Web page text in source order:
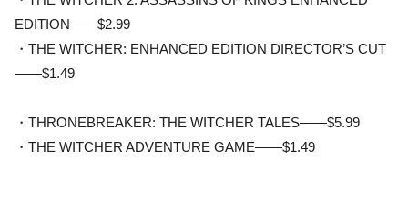
EDITION——$2.99
・THE WITCHER: ENHANCED EDITION DIRECTOR’S CUT
——$1.49
・THRONEBREAKER: THE WITCHER TALES——$5.99
・THE WITCHER ADVENTURE GAME——$1.49